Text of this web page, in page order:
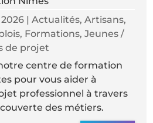
| Actualités, Artisans,
, Formations,Jeunes /
de projet
centre de formation
pour vous aider à
professionnel à travers
des métiers.